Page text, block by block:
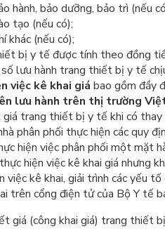
hành, bảo dưỡng, bảo trì (nếu
tạo (nếu có);
khác (nếu có);
bị y tế được tính theo đồng
lưu hành trang thiết bị y tế
việc kê khai giá bao gồm đầy
lưu hành trên thị trường
giá trang thiết bị y tế khi có thay
phân phối thực hiện các quy
hiện việc phân phối một mặt
hiện việc kê khai giá nhưng
việc kê khai, giải trình các yếu
trên cổng điện tử của Bộ Y tế
giá (công khai giá) trang thiết